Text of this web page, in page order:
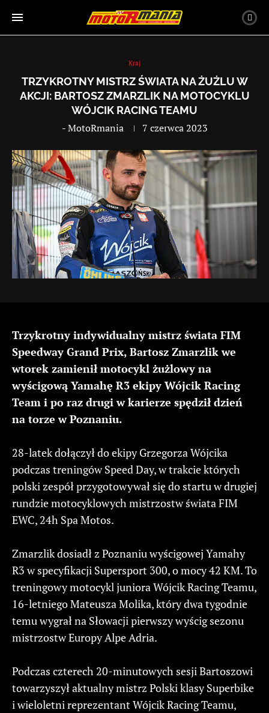
Kraj
TRZYKROTNY MISTRZ ŚWIATA NA ŻUŻLU W
AKCJI: BARTOSZ ZMARZLIK NA MOTOCYKLU
WÓJCIK RACING TEAMU
-MotoRmania 7 czerwca 2023
Trzykrotny indywidualny mistrz świata FIM
Speedway Grand Prix, Bartosz Zmarzlik we
wtorek zamienił motocykl żużlowy na
wyścigową Yamahę R3 ekipy Wójcik Racing
Team i po raz drugi w karierze spędził dzień
na torze w Poznaniu.
28-latek dołączył do ekipy Grzegorza Wójcika
podczas treningów Speed Day, w trakcie których
polski zespół przygotowywał się do startu w drugiej
rundzie motocyklowych mistrzostw świata FIM
EWC, 24h Spa Motos.
Zmarzlik dosiadł z Poznaniu wyścigowej Yamahy
R3 w specyfikacji Supersport 300, o mocy 42 KM. To
treningowy motocykl juniora Wójcik Racing Teamu,
16-letniego Mateusza Molika, który dwa tygodnie
temu wygrał na Słowacji pierwszy wyścig sezonu
mistrzostw Europy Alpe Adria.
Podczas czterech 20-minutowych sesji Bartoszowi
towarzyszył aktualny mistrz Polski klasy Superbike
i wieloletni reprezentant Wójcik Racing Teamu,